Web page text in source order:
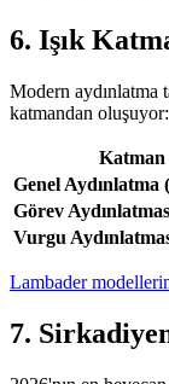
6. Işık
Modern aydınlatma
katmandan oluşuyor:
Katman
Genel Aydınlatma
Görev
Vurgu
Lambader
7.